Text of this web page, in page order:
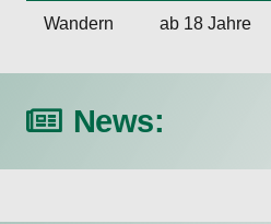
Wandern ab 18 Jahre
News: